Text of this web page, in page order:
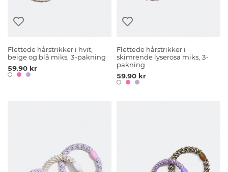
Flettede hårstrikker i hvit,
beige og blå miks, 3-pakning
59.90 kr
Flettede hårstrikker i
skimrende lyserosa miks, 3-
pakning
59.90 kr